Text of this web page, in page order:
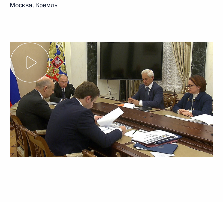
Москва, Кремль